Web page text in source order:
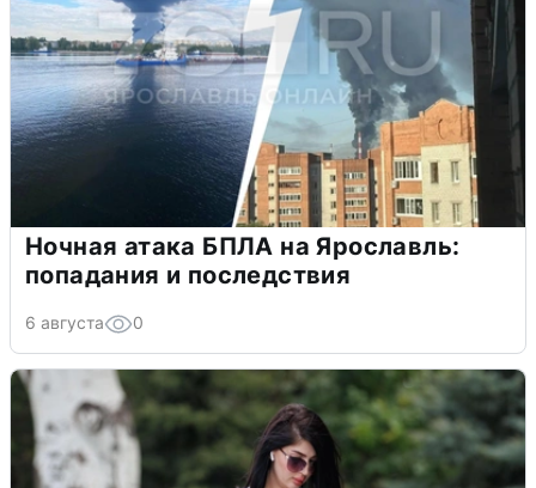
Ночная атака БПЛА на Ярославль:
попадания и последствия
6 августа 0